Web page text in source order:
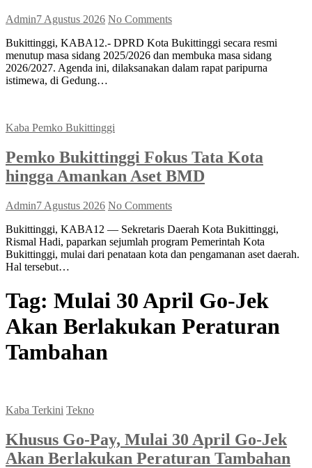
Admin7 Agustus 2026 No Comments
Bukittinggi, KABA12.- DPRD Kota Bukittinggi secara resmi
menutup masa sidang 2025/2026 dan membuka masa sidang
2026/2027. Agenda ini, dilaksanakan dalam rapat paripurna
istimewa, di Gedung…
Kaba Pemko Bukittinggi
Pemko Bukittinggi Fokus Tata Kota
hingga Amankan Aset BMD
Admin7 Agustus 2026 No Comments
Bukittinggi, KABA12 — Sekretaris Daerah Kota Bukittinggi,
Rismal Hadi, paparkan sejumlah program Pemerintah Kota
Bukittinggi, mulai dari penataan kota dan pengamanan aset daerah.
Hal tersebut…
Tag: Mulai 30 April Go-Jek
Akan Berlakukan Peraturan
Tambahan
Kaba Terkini Tekno
Khusus Go-Pay, Mulai 30 April Go-Jek
Akan Berlakukan Peraturan Tambahan